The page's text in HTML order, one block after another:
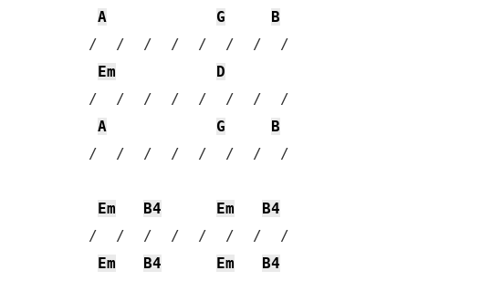
A G
B
/  /  /  /  /  /  /  /
Em
D
/  /  /  /  /  /  /  /
A
G
B
/  /  /  /  /  /  /  /
Em B4 Em
B4
/  /  /  /  /  /  /  /
Em
B4 Em
B4